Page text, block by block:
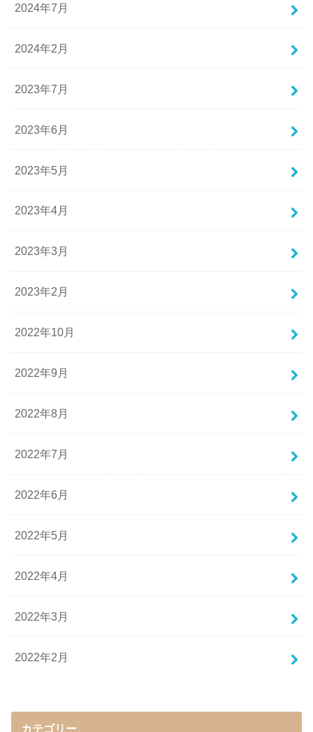
2024年7月
2024年2月
2023年7月
2023年6月
2023年5月
2023年4月
2023年3月
2023年2月
2022年10月
2022年9月
2022年8月
2022年7月
2022年6月
2022年5月
2022年4月
2022年3月
2022年2月
カテゴリー